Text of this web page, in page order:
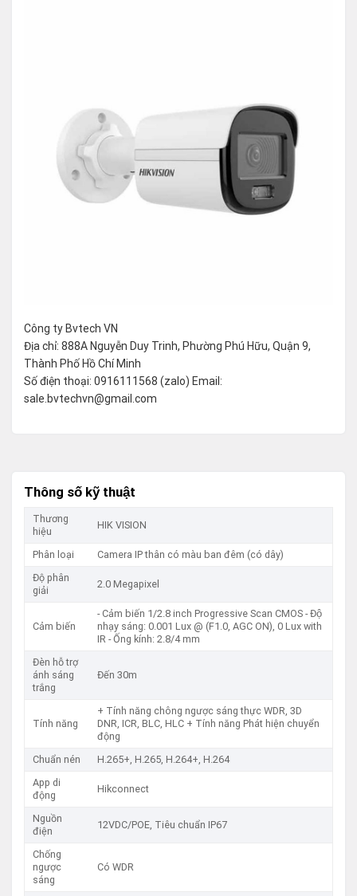
Công ty Bvtech VN
Địa chỉ: 888A Nguyễn Duy Trinh, Phường Phú Hữu, Quận 9,
Thành Phố Hồ Chí Minh
Số điện thoại: 0916111568 (zalo) Email:
sale.bvtechvn@gmail.com
Thông số kỹ thuật
Thương
hiệu
HIK VISION
Phân loại
Camera IP thân có màu ban đêm (có dây)
Độ phân
giải
2.0 Megapixel
Cảm biến
- Cảm biến 1/2.8 inch Progressive Scan CMOS - Độ
nhạy sáng: 0.001 Lux @ (F1.0, AGC ON), 0 Lux with
IR - Ống kính: 2.8/4 mm
Đèn hỗ trợ
ánh sáng
trắng
Đến 30m
Tính năng
+ Tính năng chông ngược sáng thực WDR, 3D
DNR, ICR, BLC, HLC + Tính năng Phát hiện chuyển
động
Chuẩn nén
H.265+, H.265, H.264+, H.264
App di
động
Hikconnect
Nguồn
điện
12VDC/POE, Tiêu chuẩn IP67
Chống
ngược
sáng
Có WDR